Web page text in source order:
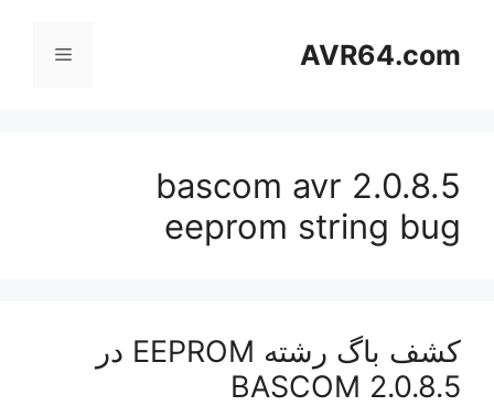
محتواAVR64.com فهرست
bascom avr 2.0.8.5
eeprom string bug
کشف باگ رشته EEPROM در
BASCOM 2.0.8.5